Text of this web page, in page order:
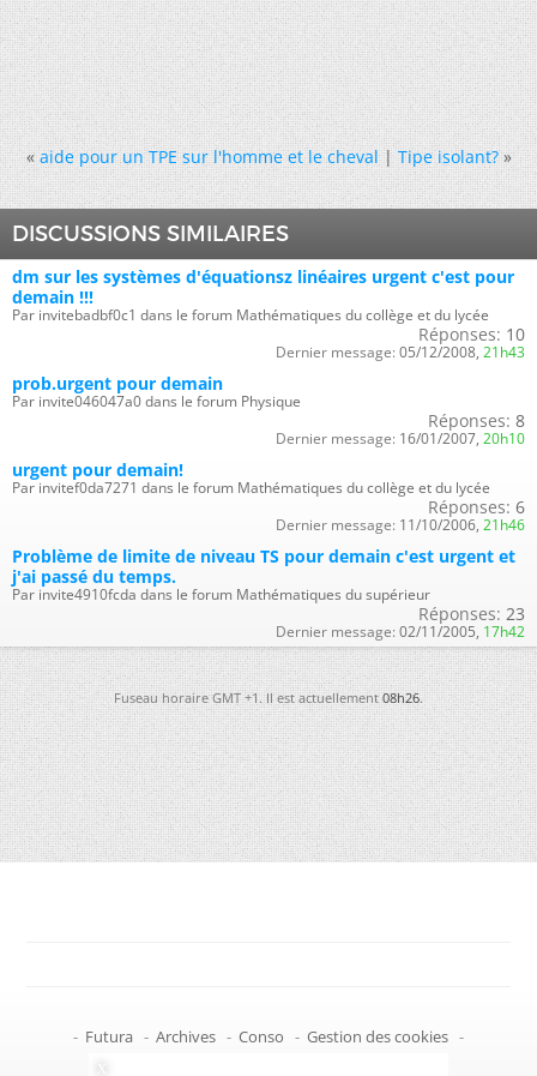
« aide pour un TPE sur l'homme et le cheval|Tipe isolant? »
DISCUSSIONS SIMILAIRES
dm sur les systèmes d'équationsz linéaires urgent c'est pour
demain !!!
Par invitebadbf0c1 dans le forum Mathématiques du collège et du lycée
Réponses: 10
Dernier message: 05/12/2008, 21h43
prob.urgent pour demain
Par invite046047a0 dans le forum Physique
Réponses: 8
Dernier message: 16/01/2007, 20h10
urgent pour demain!
Par invitef0da7271 dans le forum Mathématiques du collège et du lycée
Réponses: 6
Dernier message: 11/10/2006, 21h46
Problème de limite de niveau TS pour demain c'est urgent et
j'ai passé du temps.
Par invite4910fcda dans le forum Mathématiques du supérieur
Réponses: 23
Dernier message: 02/11/2005, 17h42
Fuseau horaire GMT +1. Il est actuellement08h26.
- Futura - Archives - Conso - Gestion des cookies -